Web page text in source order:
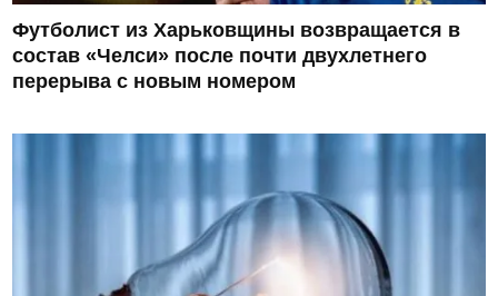
Футболист из Харьковщины возвращается в
состав «Челси» после почти двухлетнего
перерыва с новым номером